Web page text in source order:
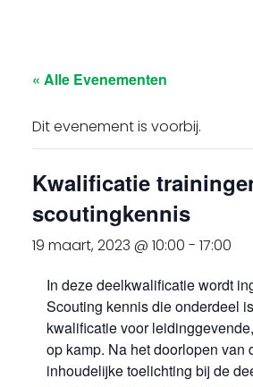
« Alle Evenementen
Dit evenement is voorbij.
Kwalificatie
scoutingkennis
19 maart, 2023 @ 10:00 - 17:00
In deze deelkwalificatie wordt
Scouting kennis die onderdeel
kwalificatie voor
op kamp. Na het doorlopen van
inhoudelijke toelichting bij de